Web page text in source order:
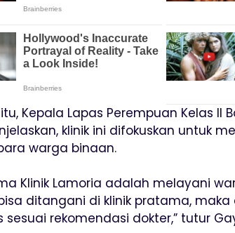
Kepala Lapas Perempuan Kelas II
klinik ini difokuskan untuk
warga binaan.
Klinik Lamoria adalah melayani
ditangani di klinik pratama, maka
sesuai rekomendasi dokter,” tutur